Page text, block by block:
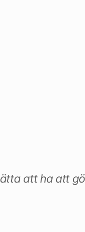
att ha att